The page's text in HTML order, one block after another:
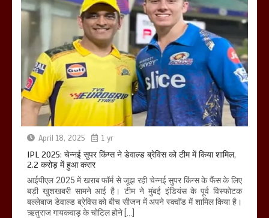
April 18, 2025 1 yr
IPL 2025: चेन्नई सुपर किंग्स ने डेवाल्ड ब्रेविस को टीम में किया शामिल,
2.2 करोड़ में हुआ करार
आईपीएल 2025 में खराब फॉर्म से जूझ रही चेन्नई सुपर किंग्स के फैंस के लिए
बड़ी खुशखबरी सामने आई है। टीम ने मुंबई इंडियंस के पूर्व विस्फोटक
बल्लेबाज डेवाल्ड ब्रेविस को बीच सीजन में अपने स्क्वॉड में शामिल किया है।
ऋतुराज गायकवाड़ के चोटिल होने […]